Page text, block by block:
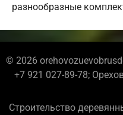
разнообразные
© 2026
+7 921 027-89-78;
Строительство